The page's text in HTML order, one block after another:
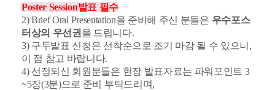
Poster Session발표 필수
2) Brief Oral Presentation을 준비해 주신 분들은 우수포스
터상의 우선권 을 드립니다.
3) 구두발표 신청은 선착순으로 조기 마감 될 수 있으니,
이 점 참고 바랍니다.
4) 선정되신 회원분들은 현장 발표자료는 파워포인트 3
~5장(3분)으로 준비 부탁드리며,